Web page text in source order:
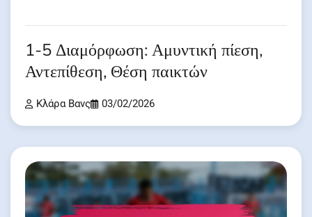
1-5 Διαμόρφωση: Αμυντική πίεση,
Αντεπίθεση, Θέση παικτών
Κλάρα Βανς 03/02/2026